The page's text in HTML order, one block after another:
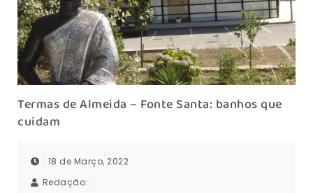
Termas de Almeida – Fonte Santa: banhos que
cuidam
: 18 de Março, 2022
Redação::